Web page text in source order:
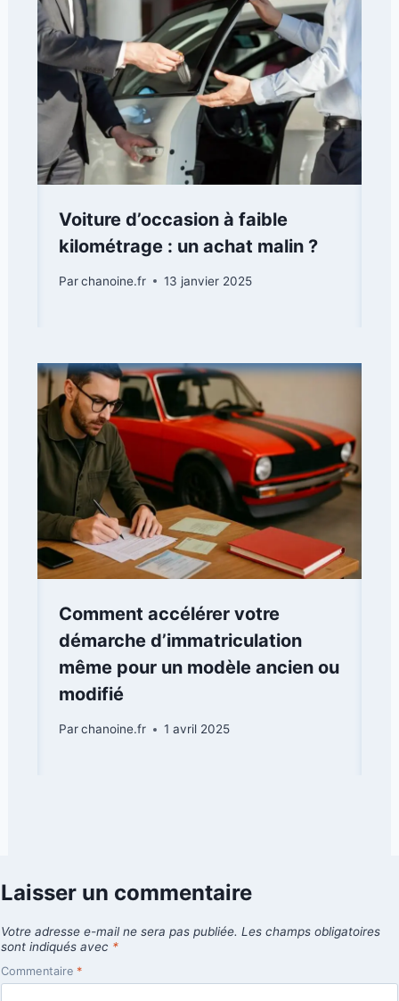
Voiture d’occasion à faible
kilométrage : un achat malin ?
Parchanoine.fr 13 janvier 2025
Comment accélérer votre
démarche d’immatriculation
même pour un modèle ancien ou
modifié
Parchanoine.fr 1 avril 2025
Laisser un commentaire
Votre adresse e-mail ne sera pas publiée. Les champs obligatoires
sont indiqués avec *
Commentaire *